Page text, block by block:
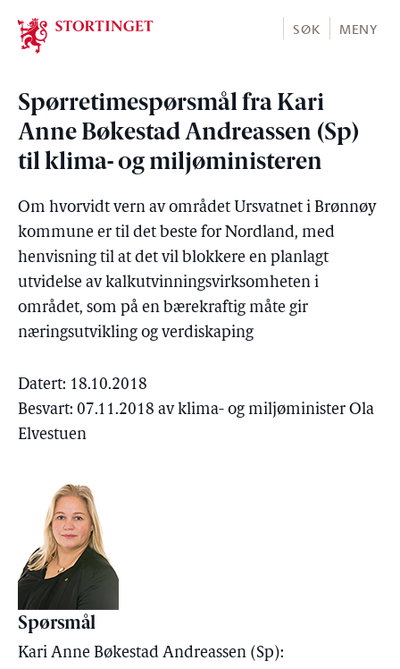
Stortinget.no
SØK MENY
Spørretimespørsmål fra Kari
Anne Bøkestad Andreassen (Sp)
til klima- og miljøministeren
Om hvorvidt vern av området Ursvatnet i Brønnøy
kommune er til det beste for Nordland, med
henvisning til at det vil blokkere en planlagt
utvidelse av kalkutvinningsvirksomheten i
området, som på en bærekraftig måte gir
næringsutvikling og verdiskaping
Datert: 18.10.2018
Besvart: 07.11.2018 av klima- og miljøminister Ola
Elvestuen
Spørsmål
Kari Anne Bøkestad Andreassen (Sp):